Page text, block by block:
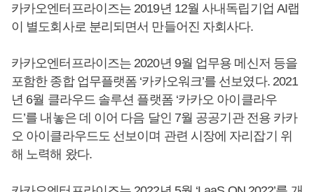
카카오엔터프라이즈는 2019년 12월 사내독립기업 AI랩
이 별도회사로 분리되면서 만들어진 자회사다.
카카오엔터프라이즈는 2020년 9월 업무용 메신저 등을
포함한 종합 업무플랫폼 ‘카카오워크’를 선보였다. 2021
년 6월 클라우드 솔루션 플랫폼 ‘카카오 아이클라우
드’를 내놓은 데 이어 다음 달인 7월 공공기관 전용 카카
오 아이클라우드도 선보이며 관련 시장에 자리잡기 위
해 노력해 왔다.